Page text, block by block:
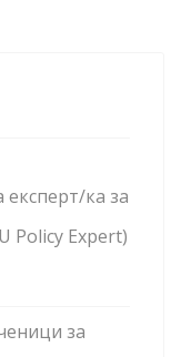
ка за
Policy Expert)
за